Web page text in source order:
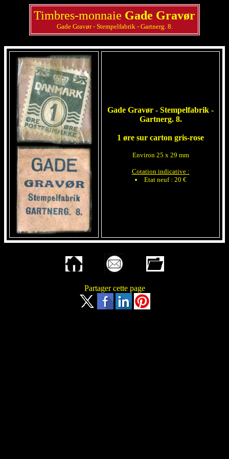
Timbres-monnaie Gade Gravør
Gade Gravør - Stempelfabrik - Gartnerg. 8.
Gade Gravør - Stempelfabrik -
Gartnerg. 8.
1 øre sur carton gris-rose
Environ 25 x 29 mm
Cotation indicative :
Etat neuf : 20 €
Partager cette page